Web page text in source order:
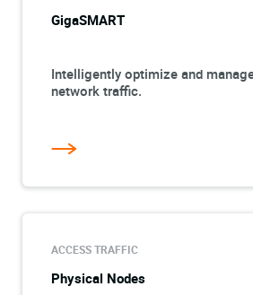
GigaSMART
Intelligently optimize and
network traffic.
ACCESS TRAFFIC
Physical Nodes